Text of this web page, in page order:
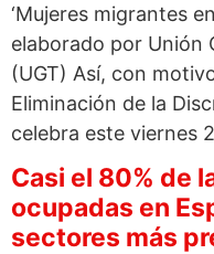
‘Mujeres migrantes
elaborado por Unión
(UGT) Así, con
Eliminación de la
celebra este viernes
Casi el 80% de
ocupadas en
sectores más